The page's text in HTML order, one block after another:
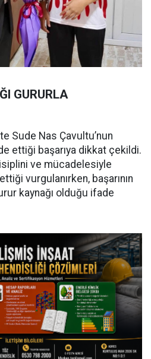
GURURLA
Sude Nas Çavultu’nun
ettiği başarıya dikkat çekildi.
ve mücadelesiyle
vurgulanırken, başarının
kaynağı olduğu ifade